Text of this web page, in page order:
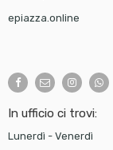
epiazza.online
In ufficio ci trovi:
Lunerdì - Venerdì